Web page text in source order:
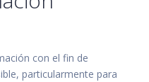
con el fin de
particularmente para